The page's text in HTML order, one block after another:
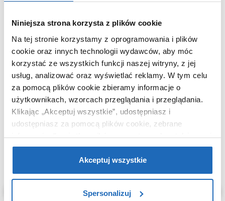
Niniejsza strona korzysta z plików cookie
Na tej stronie korzystamy z oprogramowania i plików
cookie oraz innych technologii wydawców, aby móc
korzystać ze wszystkich funkcji naszej witryny, z jej
usług, analizować oraz wyświetlać reklamy. W tym celu
za pomocą plików cookie zbieramy informacje o
użytkownikach, wzorcach przeglądania i przeglądania.
Klikając „Akceptuj wszystkie”, udostępniasz i
udostępniasz za pomocą plików cookie, zebrane
informacje dla użytkowników zewnętrznych, a także nasi
partnerzy reklamowi.Jeśli chcesz, włącz „Tylko
wymagane pliki cookie”.Pamiętaj jednak, że
zablokowane niektóre pliki cookie mogą mieć wpływ na
Akceptuj wszystkie
Spersonalizuj
KUPOWANE Z